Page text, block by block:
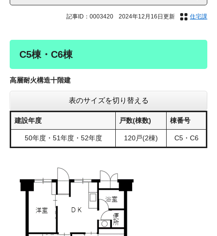
記事ID：0003420 2024年12月16日更新 住宅課
C5棟・C6棟
高層耐火構造十階建
表のサイズを切り替える
建設年度 戸数(棟数) 棟番号
50年度・51年度・52年度 120戸(2棟) C5・C6